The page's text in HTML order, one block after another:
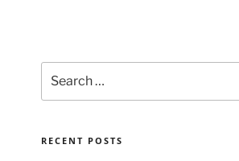
for:
RECENT POSTS